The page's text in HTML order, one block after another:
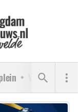
Verenigingen